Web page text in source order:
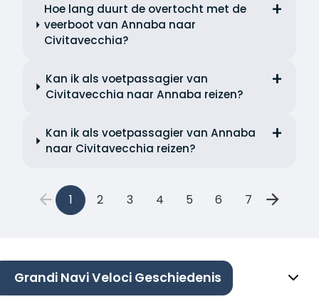
Hoe lang duurt de overtocht met de
veerboot van Annaba naar
Civitavecchia?
Kan ik als voetpassagier van
Civitavecchia naar Annaba reizen?
Kan ik als voetpassagier van Annaba
naar Civitavecchia reizen?
1 2 3 4 5 6 7
Grandi Navi Veloci Geschiedenis